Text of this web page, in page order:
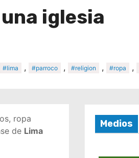
iglesia
#lima , #parroco , #religion , #ropa ,
ropa
de Lima
Medios